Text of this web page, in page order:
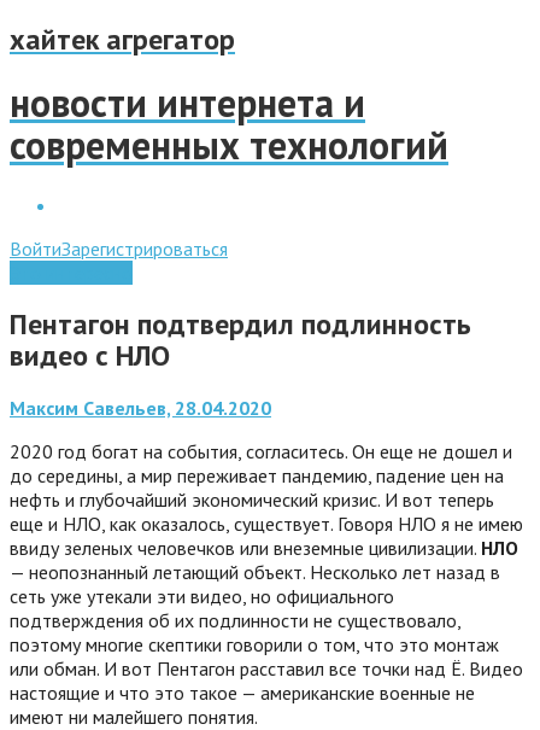
хайтек агрегатор
новости интернета и
современных технологий
ВойтиЗарегистрироваться
Пентагон подтвердил подлинность
видео с НЛО
Максим Савельев, 28.04.2020
2020 год богат на события, согласитесь. Он еще не дошел и
до середины, а мир переживает пандемию, падение цен на
нефть и глубочайший экономический кризис. И вот теперь
еще и НЛО, как оказалось, существует. Говоря НЛО я не имею
ввиду зеленых человечков или внеземные цивилизации. НЛО
— неопознанный летающий объект. Несколько лет назад в
сеть уже утекали эти видео, но официального
подтверждения об их подлинности не существовало,
поэтому многие скептики говорили о том, что это монтаж
или обман. И вот Пентагон расставил все точки над Ё. Видео
настоящие и что это такое — американские военные не
имеют ни малейшего понятия.